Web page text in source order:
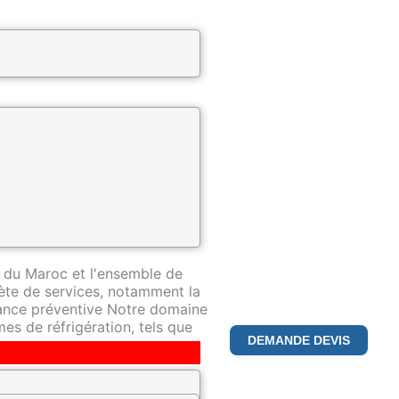
DEMANDE DEVIS
spécialisée dans la
Maroc et l'ensemble de
de services, notamment la
préventive Notre domaine
de réfrigération, tels que